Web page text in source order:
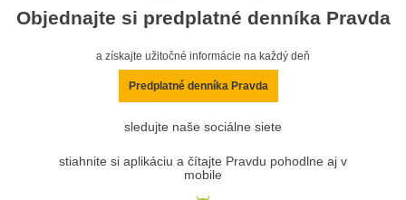
Objednajte si predplatné denníka Pravda
a získajte užitočné informácie na každý deň
Predplatné denníka Pravda
sledujte naše sociálne siete
stiahnite si aplikáciu a čítajte Pravdu pohodlne aj v
mobile